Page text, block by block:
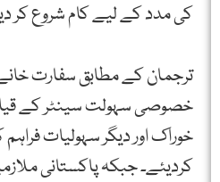
کی مدد کے لیے کام شروع کر
ترجمان کے مطابق سفارت
خصوصی سہولت سینٹر کے
خوراک اور دیگر سہولیات
کردیئے۔ جبکہ پاکستانی